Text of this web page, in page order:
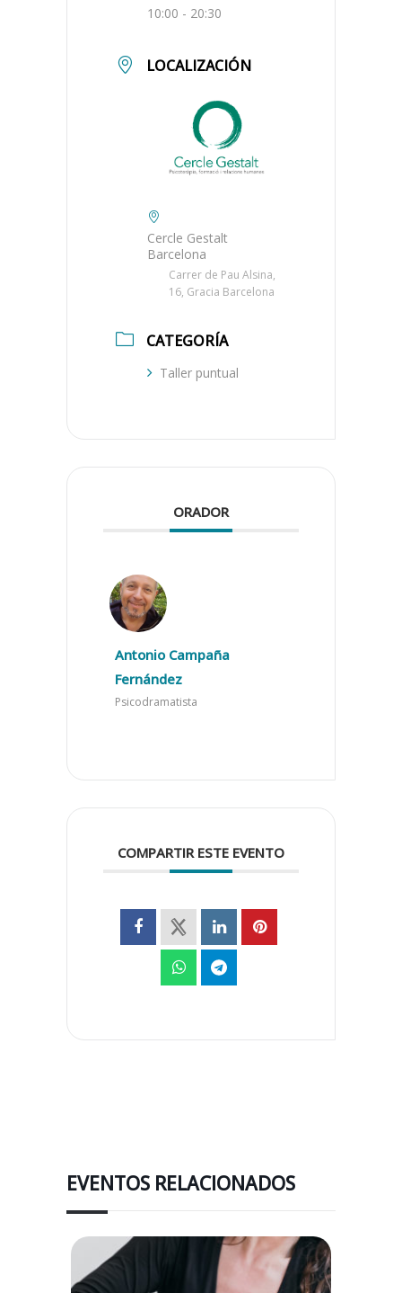
10:00 - 20:30
LOCALIZACIÓN
Cercle Gestalt
Barcelona
Carrer de Pau Alsina,
16, Gracia Barcelona
CATEGORÍA
Taller puntual
ORADOR
Antonio Campaña
Fernández
Psicodramatista
COMPARTIR ESTE EVENTO
EVENTOS RELACIONADOS